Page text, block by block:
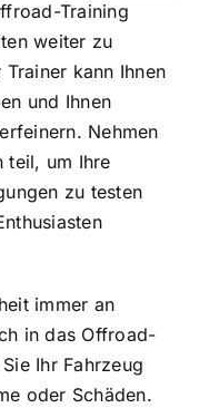
Training
weiter zu
kann Ihnen
und Ihnen
Nehmen
teil, um Ihre
zu testen
immer an
in das Offroad-
Ihr Fahrzeug
oder Schäden.